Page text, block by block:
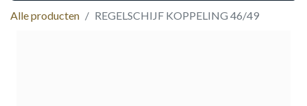
Alle producten REGELSCHIJF KOPPELING 46/49